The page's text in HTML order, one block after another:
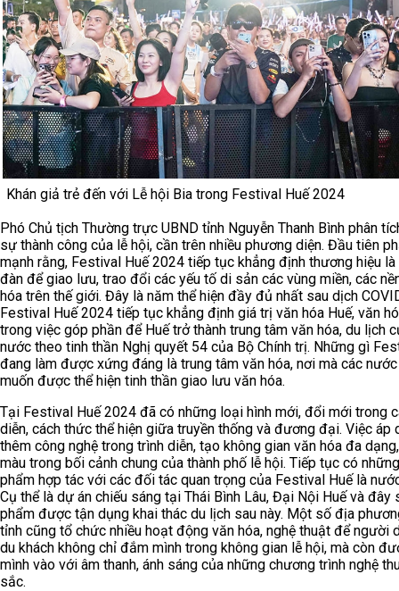
Khán giả trẻ đến với Lễ hội Bia trong Festival Huế 2024
Phó Chủ tịch Thường trực UBND tỉnh Nguyễn Thanh Bình phân
sự thành công của lễ hội, cần trên nhiều phương diện. Đầu tiên
mạnh rằng, Festival Huế 2024 tiếp tục khẳng định thương hiệu là
đàn để giao lưu, trao đổi các yếu tố di sản các vùng miền, các
hóa trên thế giới. Đây là năm thể hiện đầy đủ nhất sau dịch
Festival Huế 2024 tiếp tục khẳng định giá trị văn hóa Huế, văn
trong việc góp phần để Huế trở thành trung tâm văn hóa, du lịch
nước theo tinh thần Nghị quyết 54 của Bộ Chính trị. Những gì
đang làm được xứng đáng là trung tâm văn hóa, nơi mà các
muốn được thể hiện tinh thần giao lưu văn hóa.
Tại Festival Huế 2024 đã có những loại hình mới, đổi mới trong
diễn, cách thức thể hiện giữa truyền thống và đương đại. Việc áp
thêm công nghệ trong trình diễn, tạo không gian văn hóa đa
màu trong bối cảnh chung của thành phố lễ hội. Tiếp tục có
phẩm hợp tác với các đối tác quan trọng của Festival Huế là
Cụ thể là dự án chiếu sáng tại Thái Bình Lâu, Đại Nội Huế và đây
phẩm được tận dụng khai thác du lịch sau này. Một số địa
tỉnh cũng tổ chức nhiều hoạt động văn hóa, nghệ thuật để người
du khách không chỉ đắm mình trong không gian lễ hội, mà còn
mình vào với âm thanh, ánh sáng của những chương trình nghệ
sắc.